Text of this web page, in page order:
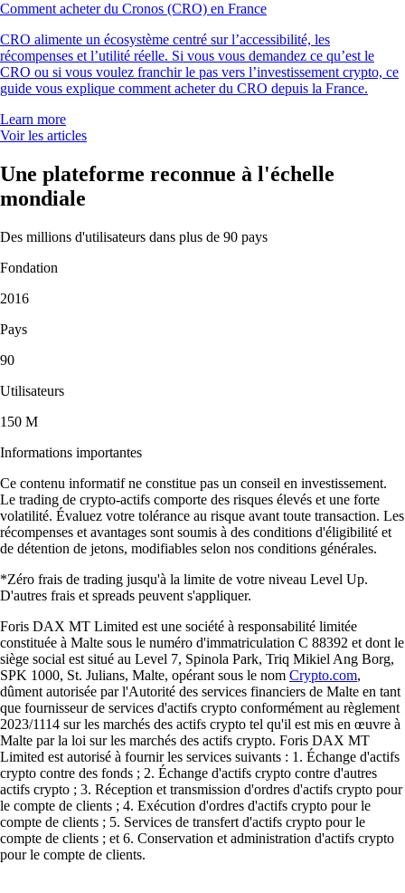
Comment acheter du Cronos (CRO) en France
CRO alimente un écosystème centré sur l’accessibilité, les
récompenses et l’utilité réelle. Si vous vous demandez ce qu’est le
CRO ou si vous voulez franchir le pas vers l’investissement crypto, ce
guide vous explique comment acheter du CRO depuis la France.
Learn more
Voir les articles
Une plateforme reconnue à l'échelle
mondiale
Des millions d'utilisateurs dans plus de 90 pays
Fondation
2016
Pays
90
Utilisateurs
150 M
Informations importantes
Ce contenu informatif ne constitue pas un conseil en investissement.
Le trading de crypto-actifs comporte des risques élevés et une forte
volatilité. Évaluez votre tolérance au risque avant toute transaction. Les
récompenses et avantages sont soumis à des conditions d'éligibilité et
de détention de jetons, modifiables selon nos conditions générales.
*Zéro frais de trading jusqu'à la limite de votre niveau Level Up.
D'autres frais et spreads peuvent s'appliquer.
Foris DAX MT Limited est une société à responsabilité limitée
constituée à Malte sous le numéro d'immatriculation C 88392 et dont le
siège social est situé au Level 7, Spinola Park, Triq Mikiel Ang Borg,
SPK 1000, St. Julians, Malte, opérant sous le nom Crypto.com,
dûment autorisée par l'Autorité des services financiers de Malte en tant
que fournisseur de services d'actifs crypto conformément au règlement
2023/1114 sur les marchés des actifs crypto tel qu'il est mis en œuvre à
Malte par la loi sur les marchés des actifs crypto. Foris DAX MT
Limited est autorisé à fournir les services suivants : 1. Échange d'actifs
crypto contre des fonds ; 2. Échange d'actifs crypto contre d'autres
actifs crypto ; 3. Réception et transmission d'ordres d'actifs crypto pour
le compte de clients ; 4. Exécution d'ordres d'actifs crypto pour le
compte de clients ; 5. Services de transfert d'actifs crypto pour le
compte de clients ; et 6. Conservation et administration d'actifs crypto
pour le compte de clients.